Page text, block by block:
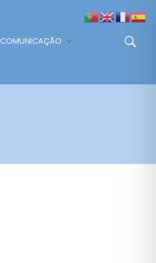
COMUNICAÇÃO